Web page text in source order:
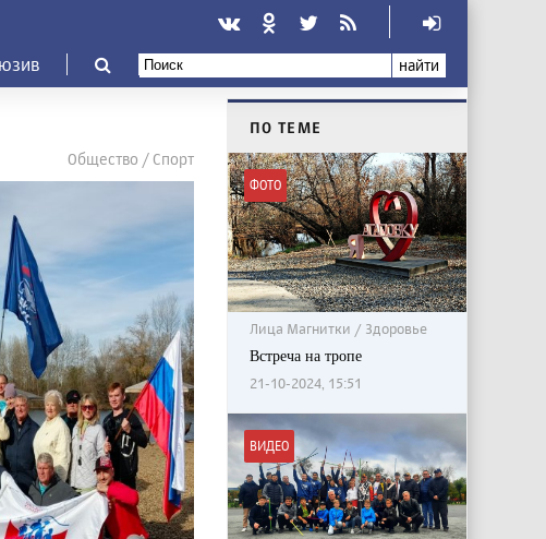
найти
Общество / Спорт
ПО ТЕМЕ
ФОТО
Лица Магнитки / Здоровье
Встреча на тропе
21-10-2024, 15:51
ВИДЕО